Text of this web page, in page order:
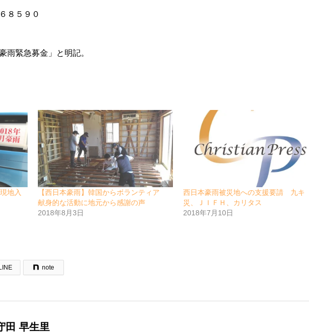
８５９０
雨緊急募金」と明記。
地入
【西日本豪雨】韓国からボランティア
献身的な活動に地元から感謝の声
2018年8月3日
西日本豪雨被災地への支援要請 九キ
災、ＪＩＦＨ、カリタス
2018年7月10日
note
田 早生里